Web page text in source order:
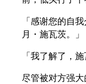
「感谢您的自
月・施瓦茨。」
「我了解了，
尽管被对方强